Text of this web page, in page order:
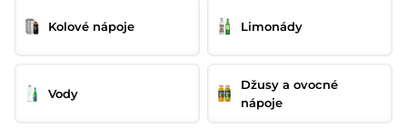
Kolové nápoje Limonády
Vody
Džusy a ovocné
nápoje